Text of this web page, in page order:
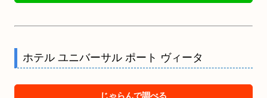
ホテル ユニバーサル ポート ヴィータ
じゃらんで調べる